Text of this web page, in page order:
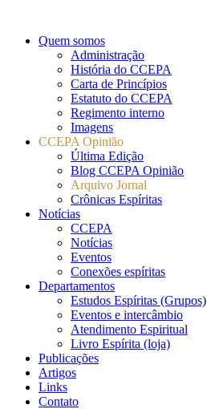
Quem somos
Administração
História do CCEPA
Carta de Princípios
Estatuto do CCEPA
Regimento interno
Imagens
CCEPA Opinião
Última Edição
Blog CCEPA Opinião
Arquivo Jornal
Crônicas Espíritas
Notícias
CCEPA
Notícias
Eventos
Conexões espíritas
Departamentos
Estudos Espíritas (Grupos)
Eventos e intercâmbio
Atendimento Espiritual
Livro Espírita (loja)
Publicações
Artigos
Links
Contato